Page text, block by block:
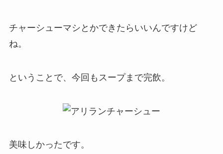
チャーシューマシとかできたらいいんですけど
ね。
ということで、今回もスープまで完飲。
美味しかったです。